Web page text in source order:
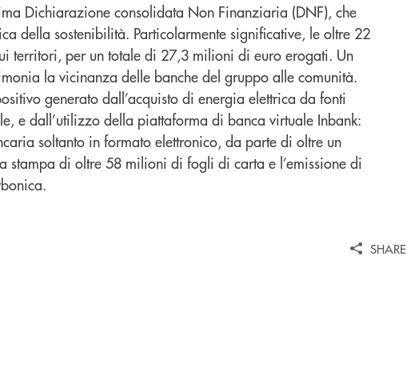
Dichiarazione consolidata Non Finanziaria (DNF), che
della sostenibilità. Particolarmente significative, le oltre 22
territori, per un totale di 27,3 milioni di euro erogati. Un
la vicinanza delle banche del gruppo alle comunità.
generato dall’acquisto di energia elettrica da fonti
e dall’utilizzo della piattaforma di banca virtuale Inbank:
soltanto in formato elettronico, da parte di oltre un
stampa di oltre 58 milioni di fogli di carta e l’emissione di
SHARE